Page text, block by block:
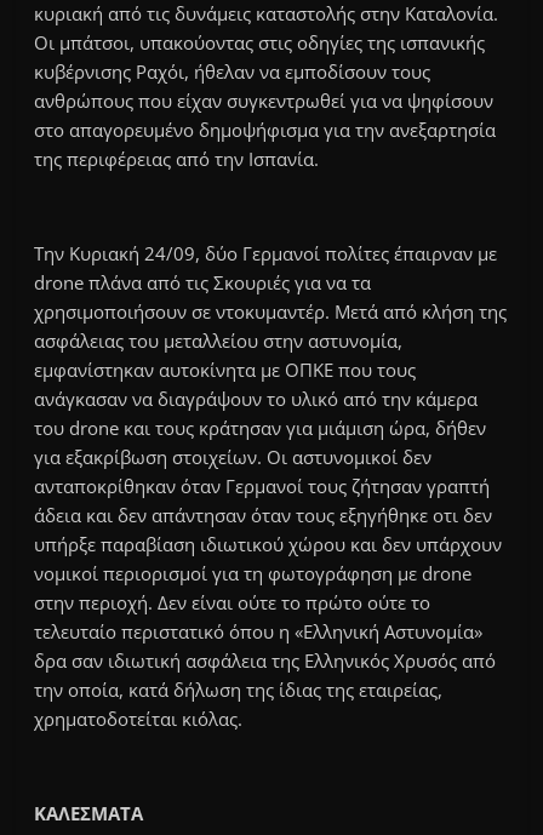
κυριακή από τις δυνάμεις καταστολής στην Καταλονία.
Οι μπάτσοι, υπακούοντας στις οδηγίες της ισπανικής
κυβέρνισης Ραχόι, ήθελαν να εμποδίσουν τους
ανθρώπους που είχαν συγκεντρωθεί για να ψηφίσουν
στο απαγορευμένο δημοψήφισμα για την ανεξαρτησία
της περιφέρειας από την Ισπανία.
Την Κυριακή 24/09, δύο Γερμανοί πολίτες έπαιρναν με
drone πλάνα από τις Σκουριές για να τα
χρησιμοποιήσουν σε ντοκυμαντέρ. Μετά από κλήση της
ασφάλειας του μεταλλείου στην αστυνομία,
εμφανίστηκαν αυτοκίνητα με ΟΠΚΕ που τους
ανάγκασαν να διαγράψουν το υλικό από την κάμερα
του drone και τους κράτησαν για μιάμιση ώρα, δήθεν
για εξακρίβωση στοιχείων. Οι αστυνομικοί δεν
ανταποκρίθηκαν όταν Γερμανοί τους ζήτησαν γραπτή
άδεια και δεν απάντησαν όταν τους εξηγήθηκε οτι δεν
υπήρξε παραβίαση ιδιωτικού χώρου και δεν υπάρχουν
νομικοί περιορισμοί για τη φωτογράφηση με drone
στην περιοχή. Δεν είναι ούτε το πρώτο ούτε το
τελευταίο περιστατικό όπου η «Ελληνική Αστυνομία»
δρα σαν ιδιωτική ασφάλεια της Eλληνικός Χρυσός από
την οποία, κατά δήλωση της ίδιας της εταιρείας,
χρηματοδοτείται κιόλας.
ΚΑΛΕΣΜΑΤΑ